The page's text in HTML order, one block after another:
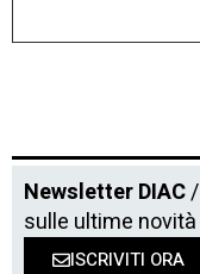
Newsletter DIAC
sulle ultime
ISCRIVITI ORA